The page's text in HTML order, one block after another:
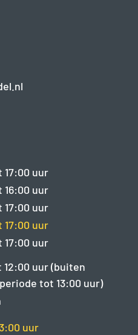
17:00 uur
16:00 uur
17:00 uur
17:00 uur
17:00 uur
12:00 uur (buiten
tot 13:00 uur)
uur